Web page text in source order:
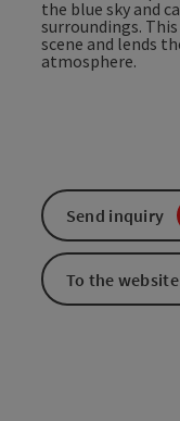
Send inquiry
To the website